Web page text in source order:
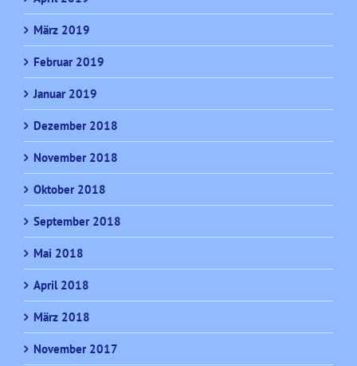
März 2019
Februar 2019
Januar 2019
Dezember 2018
November 2018
Oktober 2018
September 2018
Mai 2018
April 2018
März 2018
November 2017